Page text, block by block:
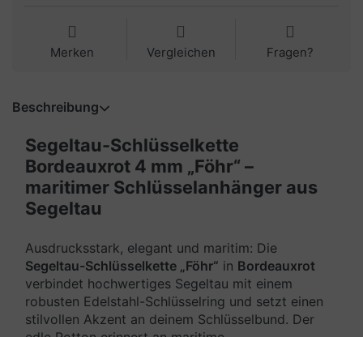
Merken Vergleichen Fragen?
Beschreibung
Segeltau-Schlüsselkette
Bordeauxrot 4 mm „Föhr“ –
maritimer Schlüsselanhänger aus
Segeltau
Ausdrucksstark, elegant und maritim: Die
Segeltau-Schlüsselkette „Föhr“ in Bordeauxrot
verbindet hochwertiges Segeltau mit einem
robusten Edelstahl-Schlüsselring und setzt einen
stilvollen Akzent an deinem Schlüsselbund. Der